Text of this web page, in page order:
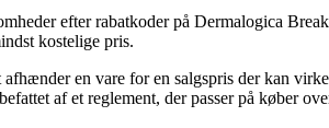
efter rabatkoder på Dermalogica
kostelige pris.
en vare for en salgspris der kan
af et reglement, der passer på køber